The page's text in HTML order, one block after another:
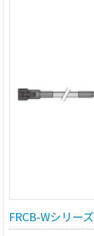
FRCB-Wシリーズ